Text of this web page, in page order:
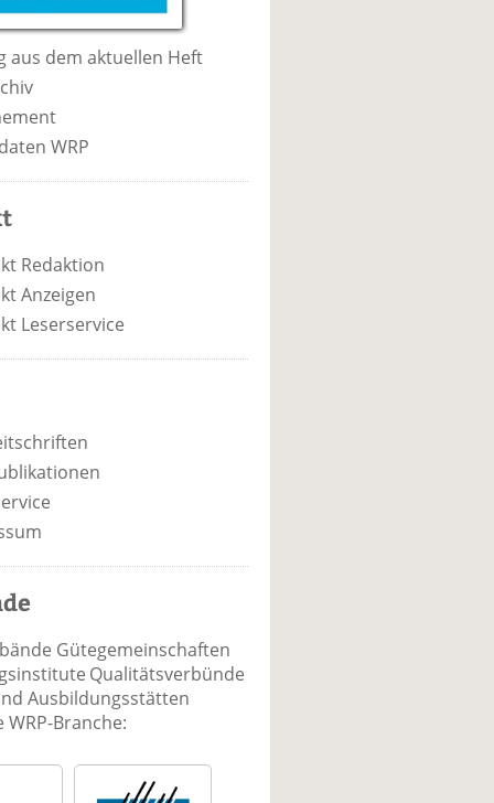
aus dem aktuellen Heft
WRP
Redaktion
Anzeigen
Leserservice
Gütegemeinschaften
Qualitätsverbünde
Ausbildungsstätten
Branche: